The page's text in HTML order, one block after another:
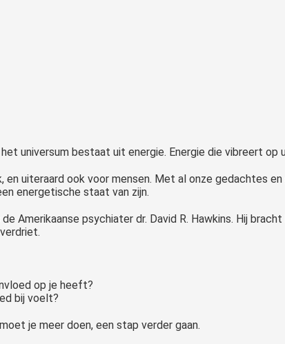
universum bestaat uit energie. Energie die vibreert op
uiteraard ook voor mensen. Met al onze gedachtes
energetische staat van zijn.
Amerikaanse psychiater dr. David R. Hawkins. Hij
op je heeft?
bij voelt?
je meer doen, een stap verder gaan.